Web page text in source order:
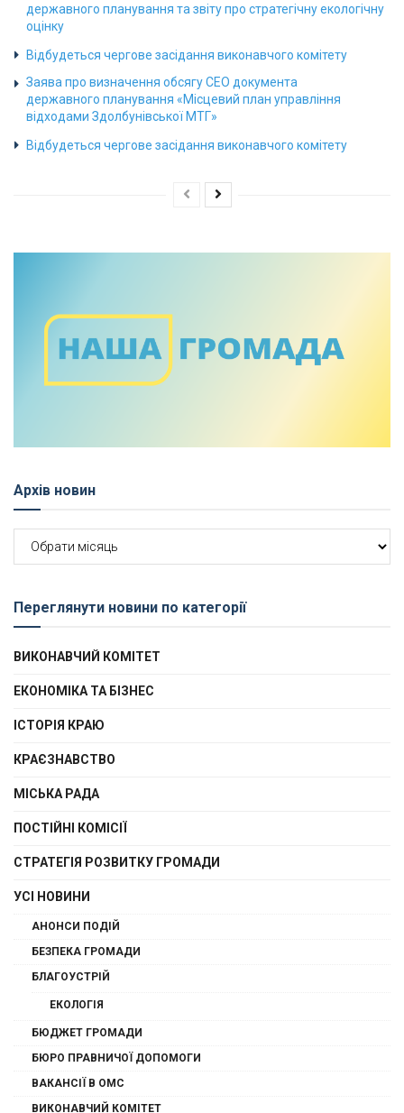
державного планування та звіту про стратегічну екологічну
оцінку
Відбудеться чергове засідання виконавчого комітету
Заява про визначення обсягу СЕО документа
державного планування «Місцевий план управління
відходами Здолбунівської МТГ»
Відбудеться чергове засідання виконавчого комітету
Архів новин
новин
Переглянути новини по категорії
ВИКОНАВЧИЙ КОМІТЕТ
ЕКОНОМІКА ТА БІЗНЕС
ІСТОРІЯ КРАЮ
КРАЄЗНАВСТВО
МІСЬКА РАДА
ПОСТІЙНІ КОМІСІЇ
СТРАТЕГІЯ РОЗВИТКУ ГРОМАДИ
УСІ НОВИНИ
АНОНСИ ПОДІЙ
БЕЗПЕКА ГРОМАДИ
БЛАГОУСТРІЙ
ЕКОЛОГІЯ
БЮДЖЕТ ГРОМАДИ
БЮРО ПРАВНИЧОЇ ДОПОМОГИ
ВАКАНСІЇ В ОМС
ВИКОНАВЧИЙ КОМІТЕТ